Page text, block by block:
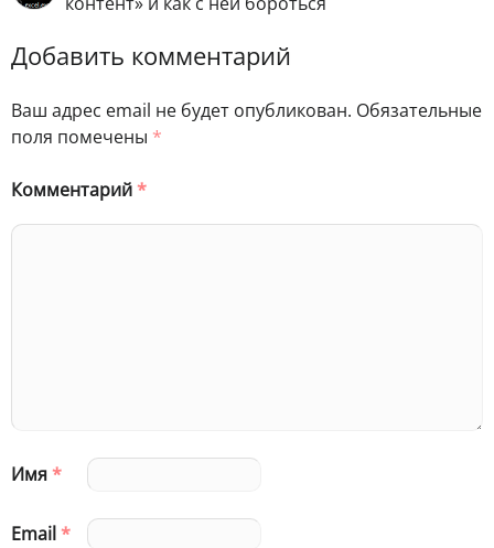
Добавить комментарий
Ваш адрес email не будет опубликован. Обязательные
поля помечены *
Комментарий*
Имя*
Email*